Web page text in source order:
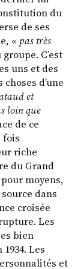
du
de ses
« pas très
C’est
uns et des
d’une
et
loin que
de ce
fois
riche
du Grand
moyens,
dans
croisée
Les
bien
Les
et